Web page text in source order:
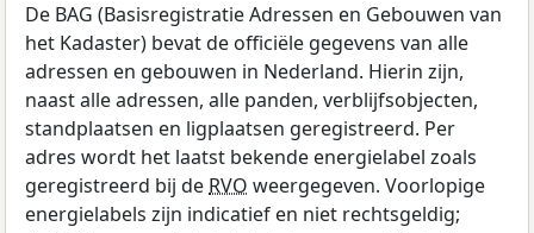
De BAG (Basisregistratie Adressen en Gebouwen van
het Kadaster) bevat de officiële gegevens van alle
adressen en gebouwen in Nederland. Hierin zijn,
naast alle adressen, alle panden, verblijfsobjecten,
standplaatsen en ligplaatsen geregistreerd. Per
adres wordt het laatst bekende energielabel zoals
geregistreerd bij de RVO weergegeven. Voorlopige
energielabels zijn indicatief en niet rechtsgeldig;